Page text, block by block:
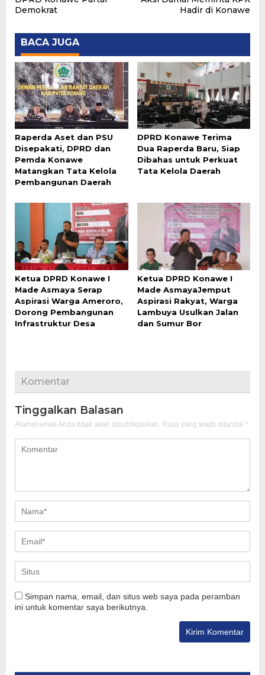
Demokrat
Hadir di Konawe
BACA JUGA
Raperda Aset dan PSU
Disepakati, DPRD dan
Pemda Konawe
Matangkan Tata Kelola
Pembangunan Daerah
DPRD Konawe Terima
Dua Raperda Baru, Siap
Dibahas untuk Perkuat
Tata Kelola Daerah
Ketua DPRD Konawe I
Made Asmaya Serap
Aspirasi Warga Ameroro,
Dorong Pembangunan
Infrastruktur Desa
Ketua DPRD Konawe I
Made AsmayaJemput
Aspirasi Rakyat, Warga
Lambuya Usulkan Jalan
dan Sumur Bor
Komentar
Tinggalkan Balasan
Alamat email Anda tidak akan dipublikasikan. Ruas yang wajib ditandai *
Simpan nama, email, dan situs web saya pada peramban
ini untuk komentar saya berikutnya.